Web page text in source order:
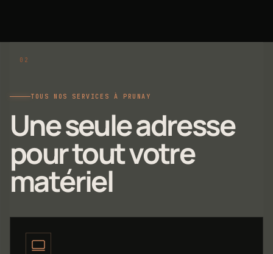
TOUS NOS SERVICES À PRUNAY
Une seule adresse
pour tout votre
matériel